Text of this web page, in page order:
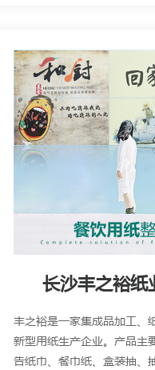
长沙丰之裕纸
丰之裕是一家集成品加工、
新型用纸生产企业。产品主
告纸巾、餐巾纸、盒装抽、